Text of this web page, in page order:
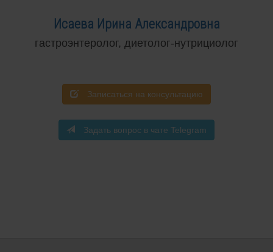
Исаева Ирина Александровна
гастроэнтеролог, диетолог-нутрициолог
Записаться на консультацию
Задать вопрос в чате Telegram